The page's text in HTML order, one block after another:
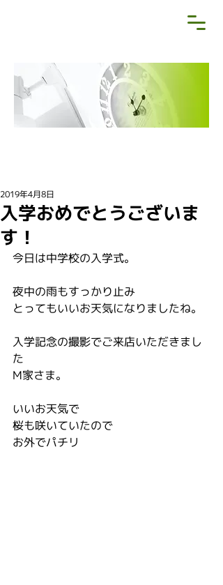
入学おめでとうございま
す！
2019年4月8日
今日は中学校の入学式。
夜中の雨もすっかり止み
とってもいいお天気になりましたね。
入学記念の撮影でご来店いただきまし
た
M家さま。
いいお天気で
桜も咲いていたので
お外でパチリ